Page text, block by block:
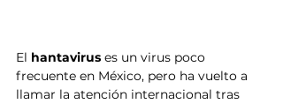
El hantavirus es un virus poco
frecuente en México, pero ha vuelto a
llamar la atención internacional tras